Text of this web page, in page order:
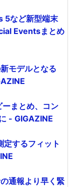
5など新型端末
Eventsまとめ
モデルとなる
まとめ、コン
- GIGAZINE
するフィット
通報より早く緊